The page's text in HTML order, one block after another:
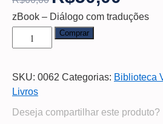
zBook – Diálogo com traduções
Comprar
SKU: 0062 Categorias: Biblioteca
Livros
Deseja compartilhar este produto?